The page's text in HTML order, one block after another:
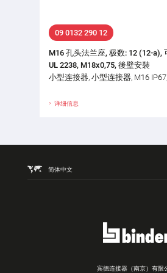
09 0132 290 12
M16 孔头法兰座, 极数: 12 (12-a),
UL 2238, M18x0,75, 後壁安裝
小型连接器, 小型连接器, M16
详细信息
简体中文
宾德连接器（南京）有限